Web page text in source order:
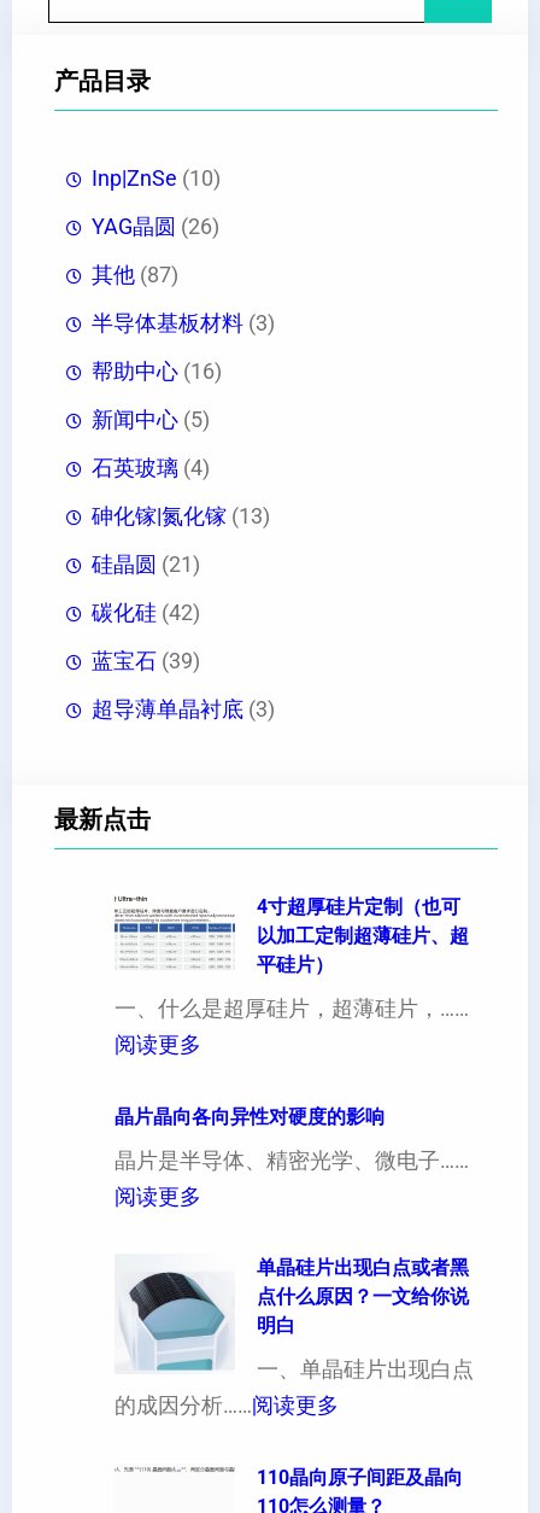
产品目录
Inp|ZnSe (10)
YAG晶圆 (26)
其他 (87)
半导体基板材料 (3)
帮助中心 (16)
新闻中心 (5)
石英玻璃 (4)
砷化镓|氮化镓 (13)
硅晶圆 (21)
碳化硅 (42)
蓝宝石 (39)
超导薄单晶衬底 (3)
最新点击
4寸超厚硅片定制（也可
以加工定制超薄硅片、超
平硅片）
一、什么是超厚硅片，超薄硅片，……
阅读更多
寸
超
定
制
（
也
以
晶片晶向各向异性对硬度的影响
晶片是半导体、精密光学、微电子……
阅读更多
晶
向
各
向
单晶硅片出现白点或者黑
点什么原因？一文给你说
明白
一、单晶硅片出现白点
的成因分析……阅读更多
晶
110晶向原子间距及晶向
110怎么测量？